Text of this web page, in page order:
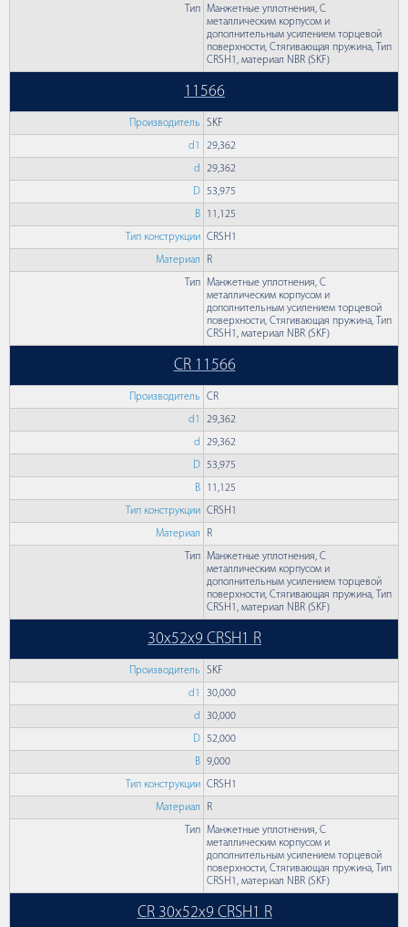
Тип Манжетные уплотнения, С
металлическим корпусом и
дополнительным усилением торцевой
поверхности, Стягивающая пружина, Тип
CRSH1, материал NBR (SKF)
11566
Производитель SKF
d1 29,362
d 29,362
D 53,975
B 11,125
Тип конструкции CRSH1
Материал R
Тип Манжетные уплотнения, С
металлическим корпусом и
дополнительным усилением торцевой
поверхности, Стягивающая пружина, Тип
CRSH1, материал NBR (SKF)
CR 11566
Производитель CR
d1 29,362
d 29,362
D 53,975
B 11,125
Тип конструкции CRSH1
Материал R
Тип Манжетные уплотнения, С
металлическим корпусом и
дополнительным усилением торцевой
поверхности, Стягивающая пружина, Тип
CRSH1, материал NBR (SKF)
30x52x9 CRSH1 R
Производитель SKF
d1 30,000
d 30,000
D 52,000
B 9,000
Тип конструкции CRSH1
Материал R
Тип Манжетные уплотнения, С
металлическим корпусом и
дополнительным усилением торцевой
поверхности, Стягивающая пружина, Тип
CRSH1, материал NBR (SKF)
CR 30x52x9 CRSH1 R